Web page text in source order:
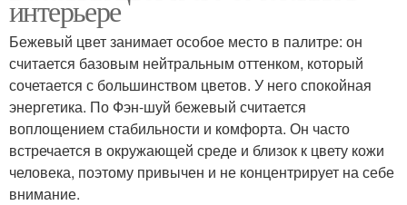
интерьере
Бежевый цвет занимает особое место в палитре: он
считается базовым нейтральным оттенком, который
сочетается с большинством цветов. У него спокойная
энергетика. По Фэн-шуй бежевый считается
воплощением стабильности и комфорта. Он часто
встречается в окружающей среде и близок к цвету кожи
человека, поэтому привычен и не концентрирует на себе
внимание.